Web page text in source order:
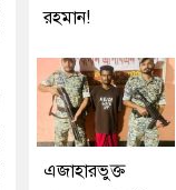
রহমান!
এজাহারভুক্ত